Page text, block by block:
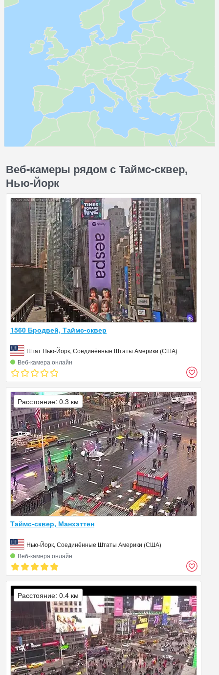
Веб-камеры рядом с Таймс-сквер,
Нью-Йорк
1560 Бродвей, Таймс-сквер
Штат Нью-Йорк, Соединённые Штаты Америки (США)
Веб‑камера онлайн
Таймс-сквер, Манхэттен
Нью-Йорк, Соединённые Штаты Америки (США)
Веб‑камера онлайн
Расстояние: 0.3 км
Расстояние: 0.4 км